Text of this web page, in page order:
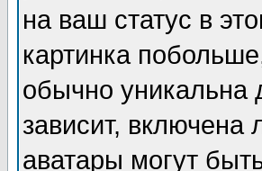
на ваш статус в
картинка
обычно уникальна
зависит, включена
аватары могут